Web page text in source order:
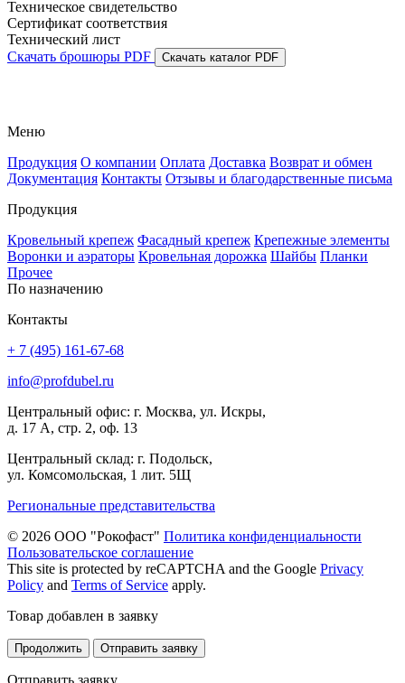
Техническое свидетельство
Сертификат соответствия
Технический лист
Скачать брошюры PDF
Скачать каталог PDF
Меню
Продукция О компании Оплата Доставка Возврат и обмен
Документация Контакты Отзывы и благодарственные письма
Продукция
Кровельный крепеж Фасадный крепеж Крепежные элементы
Воронки и аэраторы Кровельная дорожка Шайбы Планки
Прочее
По назначению
Контакты
+ 7 (495) 161-67-68
info@profdubel.ru
Центральный офис: г. Москва, ул. Искры,
д. 17 А, стр. 2, оф. 13
Центральный склад: г. Подольск,
ул. Комсомольская, 1 лит. 5Щ
Региональные представительства
© 2026 ООО "Рокофаст" Политика конфиденциальности
Пользовательское соглашение
This site is protected by reCAPTCHA and the Google Privacy
Policy and Terms of Service apply.
Товар добавлен в заявку
Продолжить Отправить заявку
Отправить заявку